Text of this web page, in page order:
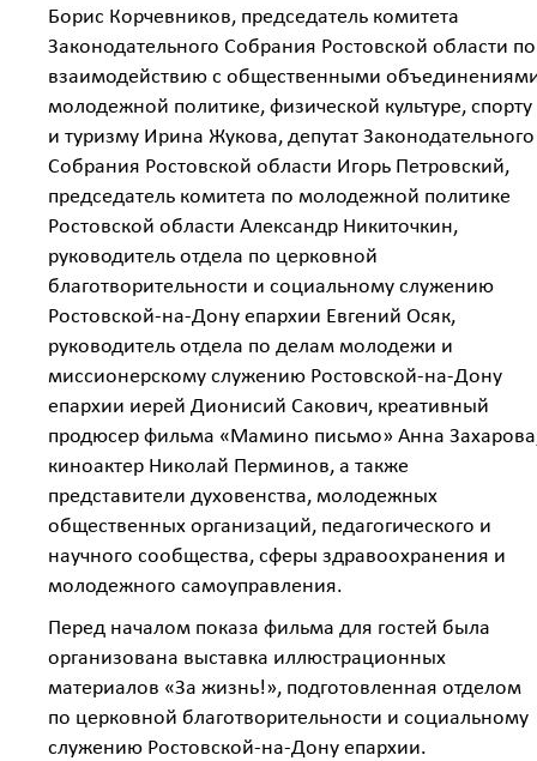
Борис Корчевников, председатель комитета
Законодательного Собрания Ростовской области по
взаимодействию с общественными
молодежной политике, физической культуре, спорту
и туризму Ирина Жукова, депутат Законодательного
Собрания Ростовской области Игорь Петровский,
председатель комитета по молодежной политике
Ростовской области Александр Никиточкин,
руководитель отдела по церковной
благотворительности и социальному служению
Ростовской-на-Дону епархии Евгений Осяк,
руководитель отдела по делам молодежи и
миссионерскому служению Ростовской-на-Дону
епархии иерей Дионисий Сакович, креативный
продюсер фильма «Мамино письмо» Анна
киноактер Николай Перминов, а также
представители духовенства, молодежных
общественных организаций, педагогического и
научного сообщества, сферы здравоохранения и
молодежного самоуправления.
Перед началом показа фильма для гостей была
организована выставка иллюстрационных
материалов «За жизнь!», подготовленная отделом
по церковной благотворительности и социальному
служению Ростовской-на-Дону епархии.